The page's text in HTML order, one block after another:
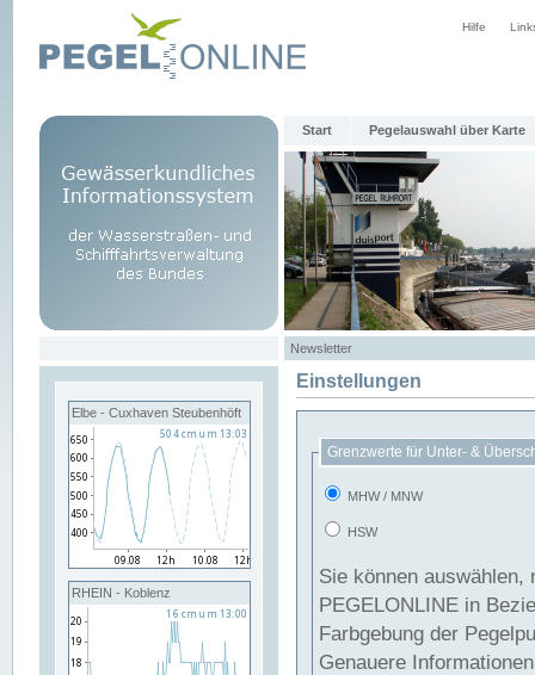
Hilfe
Start Pegelauswahl über Karte
Newsletter
Elbe - Cuxhaven Steubenhöft
RHEIN - Koblenz
Einstellungen
Grenzwerte für Unter- &
MHW / MNW
HSW
Sie können
PEGELONLINE in Beziehung
Farbgebung der
Genauere